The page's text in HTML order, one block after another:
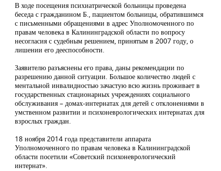
В ходе посещения психиатрической больницы проведена
беседа с гражданином Б., пациентом больницы, обратившимся
с письменными обращениями в адрес Уполномоченного по
правам человека в Калининградской области по вопросу
несогласия с судебным решением, принятым в 2007 году, о
лишении его дееспособности.
Заявителю разъяснены его права, даны рекомендации по
разрешению данной ситуации. Большое количество людей с
ментальной инвалидностью зачастую всю жизнь проживает в
государственных стационарных учреждениях социального
обслуживания – домах-интернатах для детей с отклонениями в
умственном развитии и психоневрологических интернатах для
взрослых граждан.
18 ноября 2014 года представители аппарата
Уполномоченного по правам человека в Калининградской
области посетили «Советский психоневрологический
интернат».